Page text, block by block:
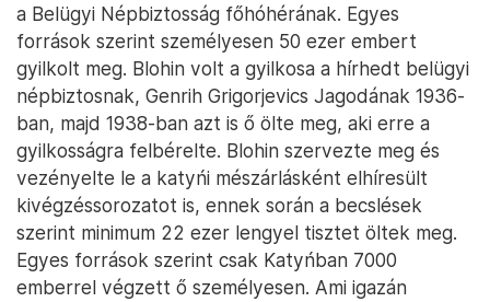
a Belügyi Népbiztosság főhóhérának. Egyes
források szerint személyesen 50 ezer embert
gyilkolt meg. Blohin volt a gyilkosa a hírhedt belügyi
népbiztosnak, Genrih Grigorjevics Jagodának 1936-
ban, majd 1938-ban azt is ő ölte meg, aki erre a
gyilkosságra felbérelte. Blohin szervezte meg és
vezényelte le a katyńi mészárlásként elhíresült
kivégzéssorozatot is, ennek során a becslések
szerint minimum 22 ezer lengyel tisztet öltek meg.
Egyes források szerint csak Katyńban 7000
emberrel végzett ő személyesen. Ami igazán